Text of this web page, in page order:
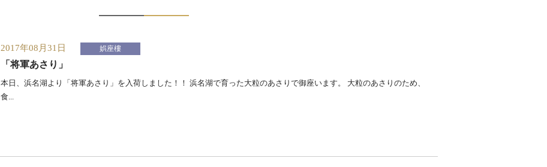
2017年08月31日 娯座樓
「将軍あさり」
本日、浜名湖より「将軍あさり」を入荷しました！！ 浜名湖で育った大粒のあさりで御座います。 大粒のあさりのため、
食...